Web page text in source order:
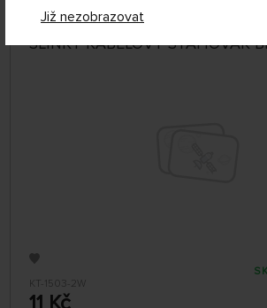
Již nezobrazovat
SLINKY KABELOVÝ STAHOVÁK
KT-1503-2W